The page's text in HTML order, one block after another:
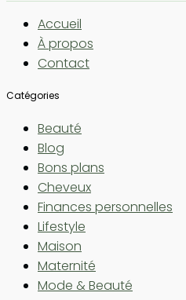
Accueil
À propos
Contact
Catégories
Beauté
Blog
Bons plans
Cheveux
Finances personnelles
Lifestyle
Maison
Maternité
Mode & Beauté